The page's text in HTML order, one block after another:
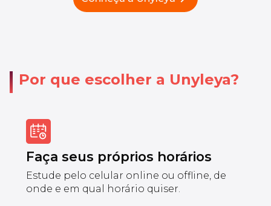
Por que escolher a Unyleya?
Faça seus próprios horários
Estude pelo celular online ou offline, de
onde e em qual horário quiser.